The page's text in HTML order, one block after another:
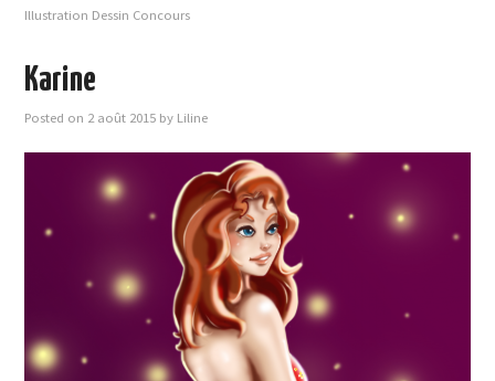
Illustration Dessin Concours
Karine
Posted on 2 août 2015 by Liline